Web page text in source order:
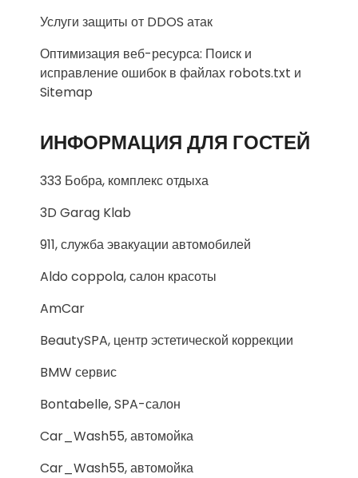
Услуги защиты от DDOS атак
Оптимизация веб-ресурса: Поиск и
исправление ошибок в файлах robots.txt и
Sitemap
ИНФОРМАЦИЯ ДЛЯ ГОСТЕЙ
333 Бобра, комплекс отдыха
3D Garag Klab
911, служба эвакуации автомобилей
Aldo coppola, салон красоты
AmCar
BeautySPA, центр эстетической коррекции
BMW сервис
Bontabelle, SPA-салон
Car_Wash55, автомойка
Car_Wash55, автомойка